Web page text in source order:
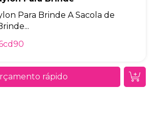
Para Brinde A Sacola de
rápido